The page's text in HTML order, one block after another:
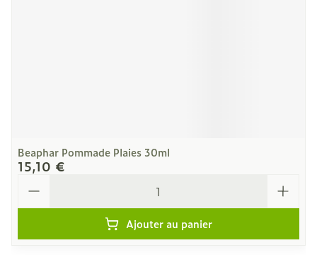
Beaphar Pommade Plaies 30ml
15,10 €
Ajouter au panier